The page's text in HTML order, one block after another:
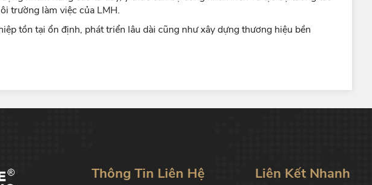
trường làm việc của LMH.
tồn tại ổn định, phát triển lâu dài cũng như xây dựng thương hiệu bền
Thông Tin Liên Hệ Liên Kết Nhanh